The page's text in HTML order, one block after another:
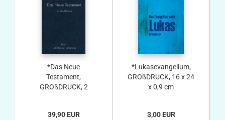
*Das Neue
Testament,
GROßDRUCK, 2
39,90 EUR
*Lukasevangelium,
GROßDRUCK, 16 x 24
x 0,9 cm
3,00 EUR